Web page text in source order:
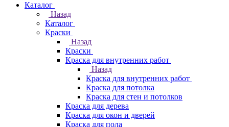
Каталог
Назад
Каталог
Краски
Назад
Краски
Краска для внутренних работ
Назад
Краска для внутренних работ
Краска для потолка
Краска для стен и потолков
Краска для дерева
Краска для окон и дверей
Краска для пола